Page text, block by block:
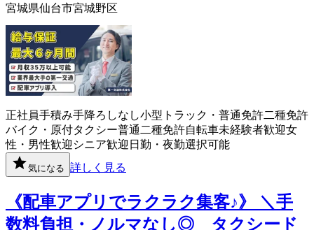
宮城県仙台市宮城野区
正社員手積み手降ろしなし小型トラック・普通免許二種免許
バイク・原付タクシー普通二種免許自転車未経験者歓迎女
性・男性歓迎 シニア歓迎 日勤・夜勤選択可能
気になる 詳しく見る
《配車アプリでラクラク集客♪》 ＼手
数料負担・ノルマなし◎ タクシード